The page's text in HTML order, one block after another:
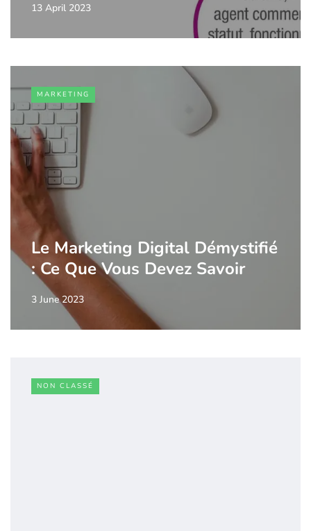
13 April 2023
MARKETING
Le Marketing Digital Démystifié
: Ce Que Vous Devez Savoir
3 June 2023
NON CLASSÉ